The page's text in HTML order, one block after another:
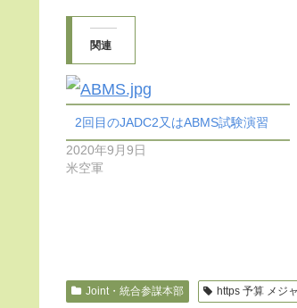
関連
2回目のJADC2又はABMS試験演習
2020年9月9日
米空軍
Joint・統合参謀本部 https 予算 メジ